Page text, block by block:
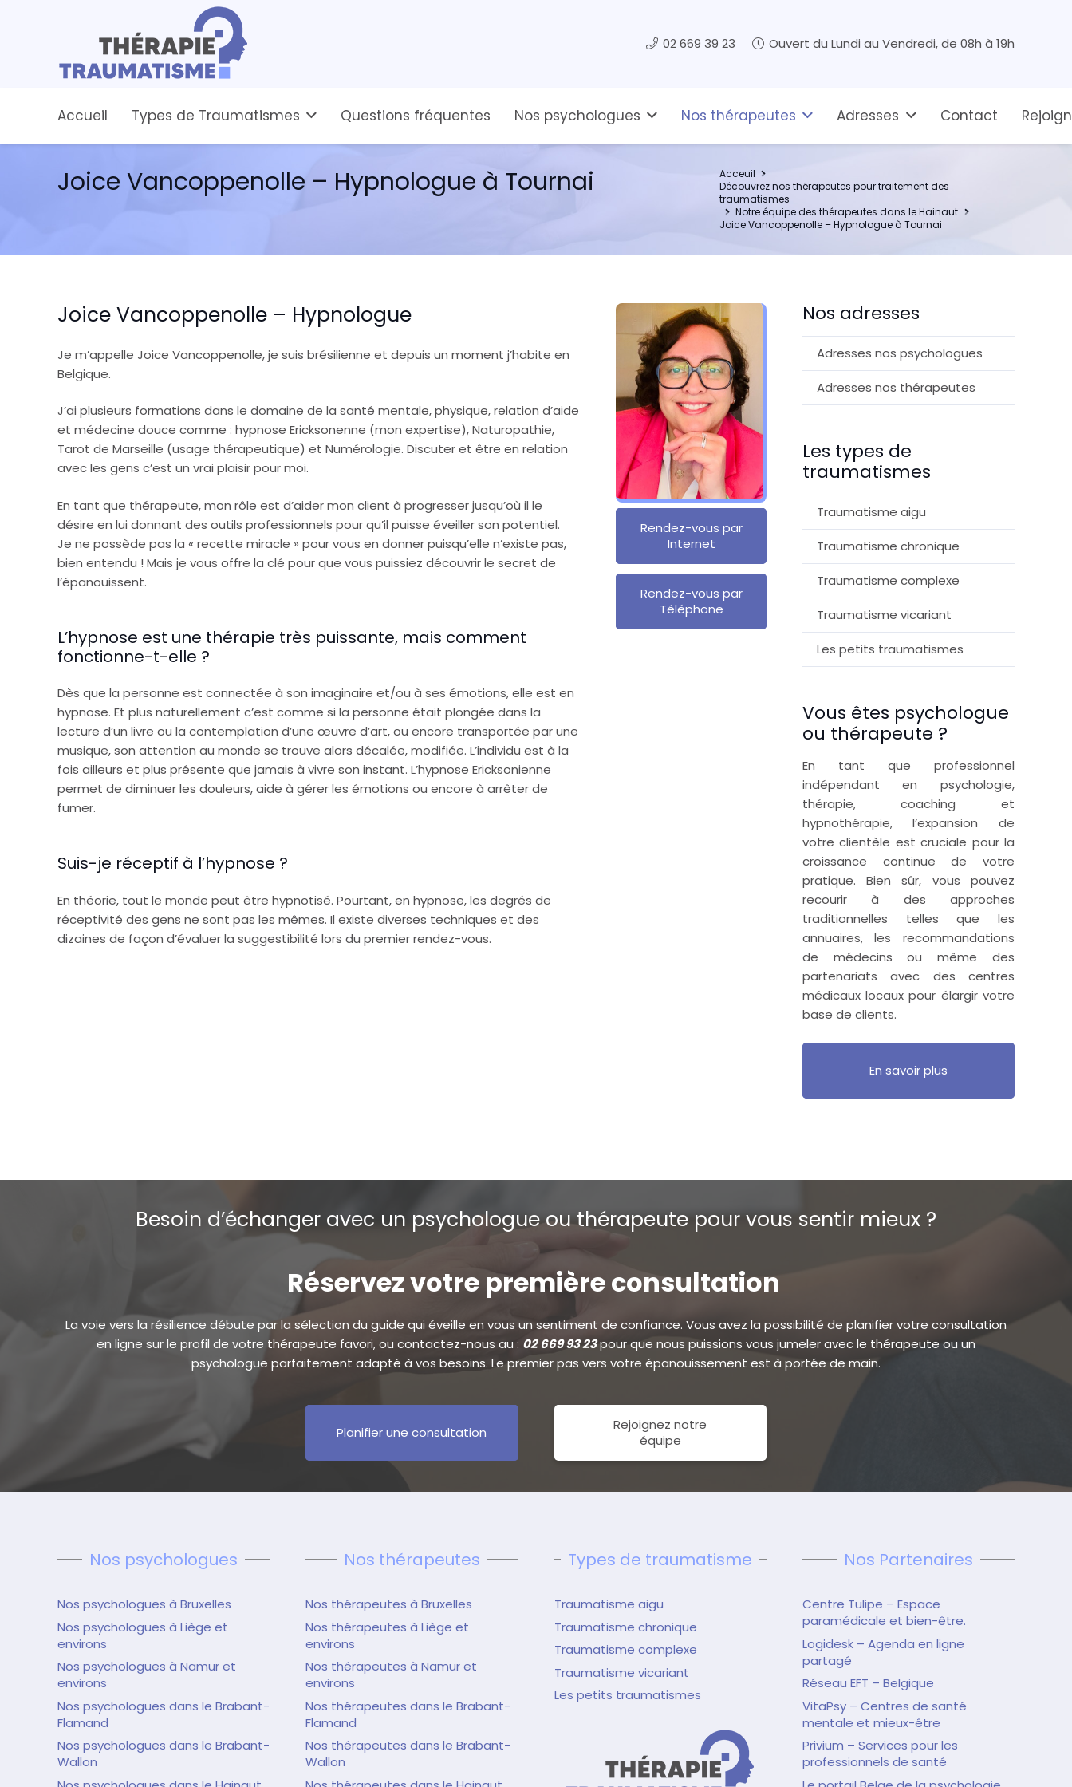
02 669 39 23 Ouvert du Lundi au Vendredi, de 08h à 19h
Accueil Types de Traumatismes Questions fréquentes Nos psychologues Nos thérapeutes Adresses Contact
Joice Vancoppenolle – Hypnologue à Tournai
Acceuil
Découvrez nos thérapeutes pour traitement des
traumatismes
Notre équipe des thérapeutes dans le Hainaut
Joice Vancoppenolle – Hypnologue à Tournai
Joice Vancoppenolle – Hypnologue
Je m’appelle Joice Vancoppenolle, je suis brésilienne et depuis un moment j’habite en
Belgique.
J’ai plusieurs formations dans le domaine de la santé mentale, physique, relation d’aide
et médecine douce comme : hypnose Ericksonenne (mon expertise), Naturopathie,
Tarot de Marseille (usage thérapeutique) et Numérologie. Discuter et être en relation
avec les gens c’est un vrai plaisir pour moi.
En tant que thérapeute, mon rôle est d’aider mon client à progresser jusqu’où il le
désire en lui donnant des outils professionnels pour qu’il puisse éveiller son potentiel.
Je ne possède pas la « recette miracle » pour vous en donner puisqu’elle n’existe pas,
bien entendu ! Mais je vous offre la clé pour que vous puissiez découvrir le secret de
l’épanouissent.
L’hypnose est une thérapie très puissante, mais comment
fonctionne-t-elle ?
Dès que la personne est connectée à son imaginaire et/ou à ses émotions, elle est en
hypnose. Et plus naturellement c’est comme si la personne était plongée dans la
lecture d’un livre ou la contemplation d’une œuvre d’art, ou encore transportée par une
musique, son attention au monde se trouve alors décalée, modifiée. L’individu est à la
fois ailleurs et plus présente que jamais à vivre son instant. L’hypnose Ericksonienne
permet de diminuer les douleurs, aide à gérer les émotions ou encore à arrêter de
fumer.
Suis-je réceptif à l’hypnose ?
En théorie, tout le monde peut être hypnotisé. Pourtant, en hypnose, les degrés de
réceptivité des gens ne sont pas les mêmes. Il existe diverses techniques et des
dizaines de façon d’évaluer la suggestibilité lors du premier rendez-vous.
Rendez-vous par
Internet
Rendez-vous par
Téléphone
Nos adresses
Adresses nos psychologues
Adresses nos thérapeutes
Les types de
traumatismes
Traumatisme aigu
Traumatisme chronique
Traumatisme complexe
Traumatisme vicariant
Les petits traumatismes
Vous êtes psychologue
ou thérapeute ?
En tant que professionnel
indépendant en psychologie,
thérapie, coaching et
hypnothérapie, l’expansion de
votre clientèle est cruciale pour la
croissance continue de votre
pratique. Bien sûr, vous pouvez
recourir à des approches
traditionnelles telles que les
annuaires, les recommandations
de médecins ou même des
partenariats avec des centres
médicaux locaux pour élargir votre
base de clients.
En savoir plus
Besoin d’échanger avec un psychologue ou thérapeute pour vous sentir mieux ?
Réservez votre première consultation
La voie vers la résilience débute par la sélection du guide qui éveille en vous un sentiment de confiance. Vous avez la possibilité de planifier votre consultation
en ligne sur le profil de votre thérapeute favori, ou contactez-nous au : 02 669 93 23pour que nous puissions vous jumeler avec le thérapeute ou un
psychologue parfaitement adapté à vos besoins. Le premier pas vers votre épanouissement est à portée de main.
Planifier une consultation
Rejoignez notre
équipe
Nos psychologues
Nos psychologues à Bruxelles
Nos psychologues à Liège et
environs
Nos psychologues à Namur et
environs
Nos psychologues dans le Brabant-
Flamand
Nos psychologues dans le Brabant-
Wallon
Nos thérapeutes
Nos thérapeutes à Bruxelles
Nos thérapeutes à Liège et
environs
Nos thérapeutes à Namur et
environs
Nos thérapeutes dans le Brabant-
Flamand
Nos thérapeutes dans le Brabant-
Wallon
Types de traumatisme
Traumatisme aigu
Traumatisme chronique
Traumatisme complexe
Traumatisme vicariant
Les petits traumatismes
Nos Partenaires
Centre Tulipe – Espace
paramédicale et bien-être.
Logidesk – Agenda en ligne
partagé
Réseau EFT – Belgique
VitaPsy – Centres de santé
mentale et mieux-être
Privium – Services pour les
professionnels de santé